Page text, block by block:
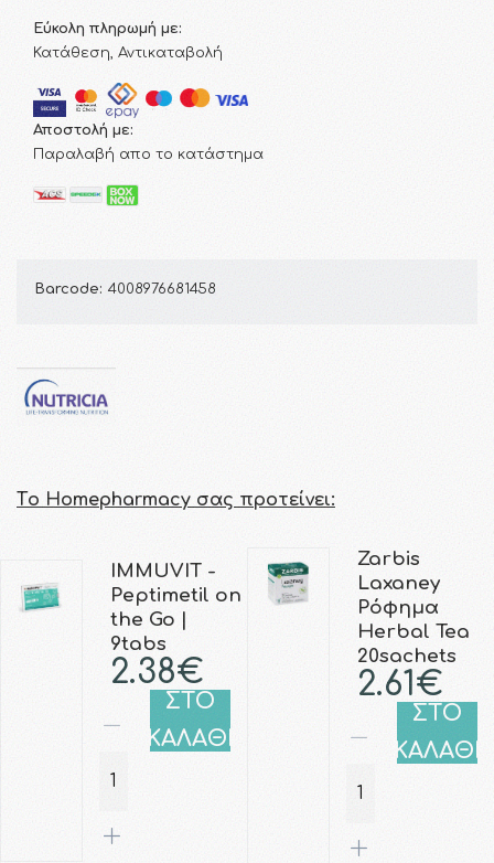
Εύκολη πληρωμή με:
Κατάθεση, Αντικαταβολή
Αποστολή με:
Παραλαβή απο το κατάστημα
Barcode: 4008976681458
Τo Homepharmacy σας προτείνει:
IMMUVIT -
Peptimetil on
the Go |
9tabs
2.38€
ΣΤΟ
ΚΑΛΑΘΙ
Zarbis
Laxaney
Ρόφημα
Herbal Tea
20sachets
2.61€
ΣΤΟ
ΚΑΛΑΘΙ